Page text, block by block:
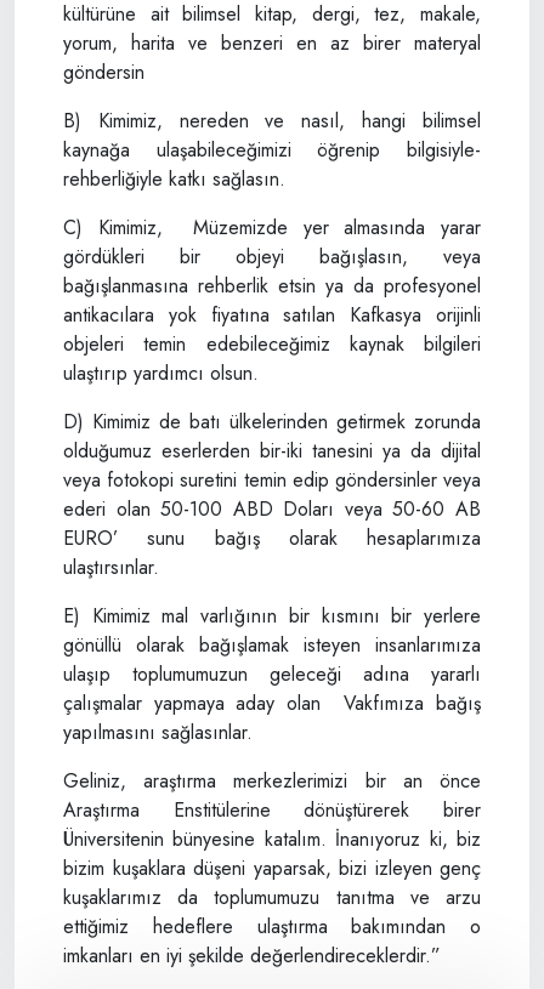
kültürüne ait bilimsel kitap, dergi, tez, makale,
yorum, harita ve benzeri en az birer materyal
göndersin
B) Kimimiz, nereden ve nasıl, hangi bilimsel
kaynağa ulaşabileceğimizi öğrenip bilgisiyle-
rehberliğiyle katkı sağlasın.
C) Kimimiz, Müzemizde yer almasında yarar
gördükleri bir objeyi bağışlasın, veya
bağışlanmasına rehberlik etsin ya da profesyonel
antikacılara yok fiyatına satılan Kafkasya orijinli
objeleri temin edebileceğimiz kaynak bilgileri
ulaştırıp yardımcı olsun.
D) Kimimiz de batı ülkelerinden getirmek zorunda
olduğumuz eserlerden bir-iki tanesini ya da dijital
veya fotokopi suretini temin edip göndersinler veya
ederi olan 50-100 ABD Doları veya 50-60 AB
EURO’ sunu bağış olarak hesaplarımıza
ulaştırsınlar.
E) Kimimiz mal varlığının bir kısmını bir yerlere
gönüllü olarak bağışlamak isteyen insanlarımıza
ulaşıp toplumumuzun geleceği adına yararlı
çalışmalar yapmaya aday olan Vakfımıza bağış
yapılmasını sağlasınlar.
Geliniz, araştırma merkezlerimizi bir an önce
Araştırma Enstitülerine dönüştürerek birer
Üniversitenin bünyesine katalım. İnanıyoruz ki, biz
bizim kuşaklara düşeni yaparsak, bizi izleyen genç
kuşaklarımız da toplumumuzu tanıtma ve arzu
ettiğimiz hedeflere ulaştırma bakımından o
imkanları en iyi şekilde değerlendireceklerdir.”